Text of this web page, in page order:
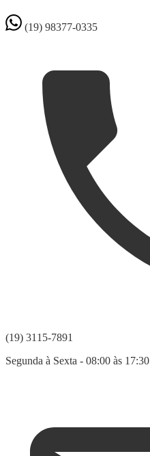
(19) 98377-0335
(19) 3115-7891
Segunda à Sexta - 08:00 às 17:30